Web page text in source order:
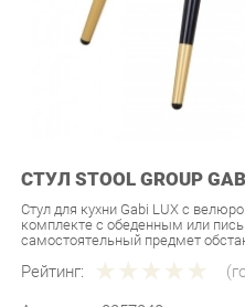
СТУЛ STOOL GROUP
Стул для кухни Gabi LUX с
комплекте с обеденным или
самостоятельный предмет
Рейтинг:
Артикул: u-0257240